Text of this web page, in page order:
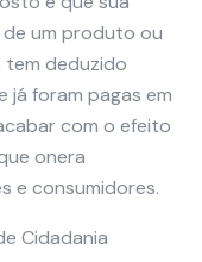
um produto ou
tem deduzido
já foram pagas em
com o efeito
onera
e consumidores.
Cidadania